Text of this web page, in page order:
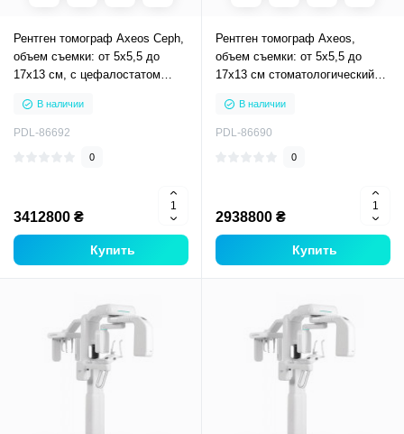
Рентген томограф Axeos Ceph,
объем съемки: от 5х5,5 до
17х13 см, с цефалостатом
компьютерный томограф
В наличии
PDL-86692
0
3412800 ₴
Купить
Рентген томограф Axeos,
объем съемки: от 5х5,5 до
17х13 см стоматологический
В наличии
PDL-86690
0
2938800 ₴
Купить